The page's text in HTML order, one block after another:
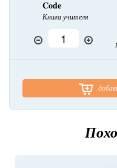
Code
Книга учителя